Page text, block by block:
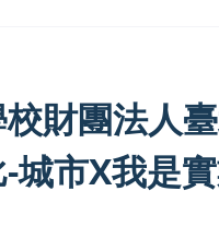
財團法人
城市X我是